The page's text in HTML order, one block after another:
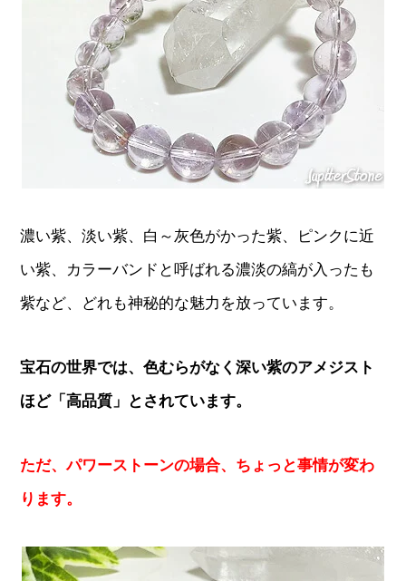
濃い紫、淡い紫、白～灰色がかった紫、ピンクに近
い紫、カラーバンドと呼ばれる濃淡の縞が入ったも
紫など、どれも神秘的な魅力を放っています。
宝石の世界では、色むらがなく深い紫のアメジスト
ほど「高品質」とされています。
ただ、パワーストーンの場合、ちょっと事情が変わ
ります。